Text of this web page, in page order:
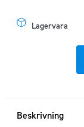
Lagervara
Electric
2021+
Beskrivning